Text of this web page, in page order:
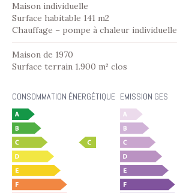
Maison individuelle
Surface habitable 141 m2
Chauffage – pompe à chaleur individuelle
Maison de 1970
Surface terrain 1.900 m² clos
CONSOMMATION ÉNERGÉTIQUE EMISSION GES